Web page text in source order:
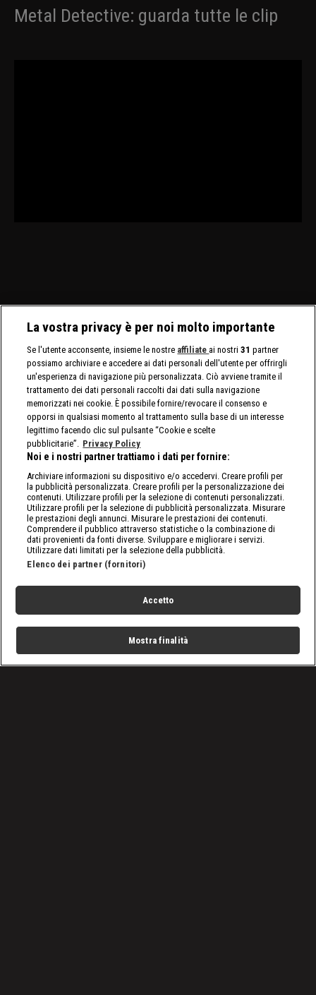
Metal Detective: guarda tutte le clip
La vostra privacy è per noi molto importante
Se l'utente acconsente, insieme le nostre affiliate ai nostri31 partner
possiamo archiviare e accedere ai dati personali dell'utente per offrirgli
un'esperienza di navigazione più personalizzata. Ciò avviene tramite il
trattamento dei dati personali raccolti dai dati sulla navigazione
memorizzati nei cookie. È possibile fornire/revocare il consenso e
opporsi in qualsiasi momento al trattamento sulla base di un interesse
legittimo facendo clic sul pulsante “Cookie e scelte
pubblicitarie”. Privacy Policy
Noi e i nostri partner trattiamo i dati per fornire:
Archiviare informazioni su dispositivo e/o accedervi. Creare profili per
la pubblicità personalizzata. Creare profili per la personalizzazione dei
contenuti. Utilizzare profili per la selezione di contenuti personalizzati.
Utilizzare profili per la selezione di pubblicità personalizzata. Misurare
le prestazioni degli annunci. Misurare le prestazioni dei contenuti.
Comprendere il pubblico attraverso statistiche o la combinazione di
dati provenienti da fonti diverse. Sviluppare e migliorare i servizi.
Utilizzare dati limitati per la selezione della pubblicità.
Elenco dei partner (fornitori)
Accetto
Mostra finalità